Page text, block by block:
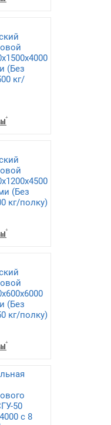
(Без
кг/
(Без
кг/полку)
(Без
кг/полку)
50
с 8